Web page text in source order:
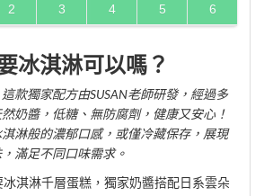
2 3 4 5 6
冰淇淋可以嗎？
款獨家配方由SUSAN老師研發，經過多
奶醬，低糖、無防腐劑，健康又安心！
淋般的濃郁口感，或僅冷藏保存，展現
滿足不同口味需求。
淇淋千層蛋糕，獨家奶醬搭配日系雲朵